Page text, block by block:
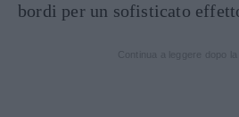
bordi per un sofisticato